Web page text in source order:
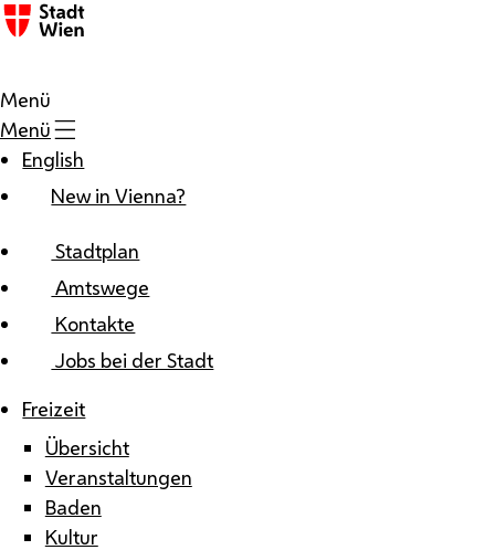
Zum Inhalt
Menü
Menü
English
New in Vienna?
Stadtplan
Amtswege
Kontakte
Jobs bei der Stadt
Freizeit
Übersicht
Veranstaltungen
Baden
Kultur